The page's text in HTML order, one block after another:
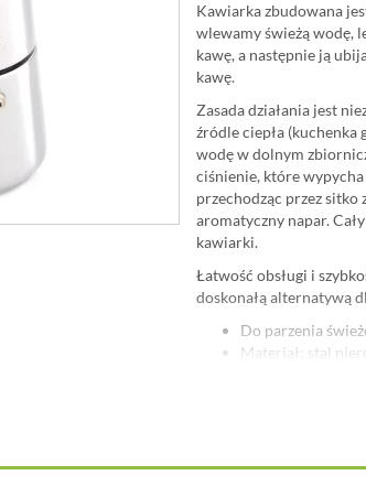
Kawiarka zbudowana
wlewamy świeżą wodę,
kawę, a następnie ją
kawę.
Zasada działania jest
źródle ciepła (kuchenka
wodę w dolnym
ciśnienie, które
przechodząc przez sitko
aromatyczny napar.
kawiarki.
Łatwość obsługi i
doskonałą alternatywą
Do parzenia
Materiał: stal
Nadaje się na